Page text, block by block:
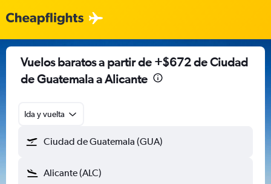
Vuelos baratos a partir de +$672 de Ciudad
de Guatemala a Alicante
Ida y vuelta
Ciudad de Guatemala (GUA)
Alicante (ALC)